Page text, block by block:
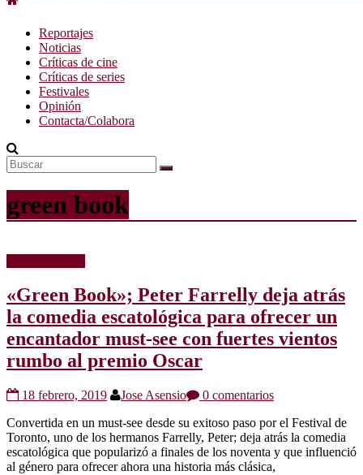
Reportajes
Noticias
Críticas de cine
Críticas de series
Festivales
Opinión
Contacta/Colabora
green book
«Green Book»; Peter Farrelly deja atrás
la comedia escatológica para ofrecer un
encantador must-see con fuertes vientos
rumbo al premio Oscar
18 febrero, 2019 Jose Asensio
0 comentarios
Convertida en un must-see desde su exitoso paso por el Festival de
Toronto, uno de los hermanos Farrelly, Peter; deja atrás la comedia
escatológica que popularizó a finales de los noventa y que influenció
al género para ofrecer ahora una historia más clásica,